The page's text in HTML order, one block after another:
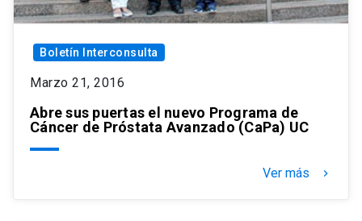
Boletín Interconsulta
Marzo 21, 2016
Abre sus puertas el nuevo Programa de
Cáncer de Próstata Avanzado (CaPa) UC
Ver más keyboard_arrow_right